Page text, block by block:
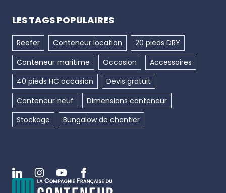
LES TAGS POPULAIRES
Reefer Conteneur location
20 pieds DRY
Conteneur maritime
Occasion
Accessoires
40 pieds HC occasion
Devis gratuit
Conteneur neuf
Dimensions conteneur
Stockage
Bungalow de chantier
LinkedinInstagramYoutubeFacebook